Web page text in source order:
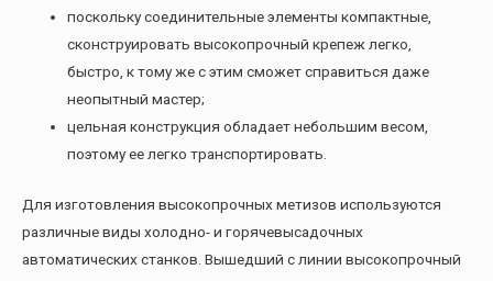
поскольку соединительные элементы компактные,
сконструировать высокопрочный крепеж легко,
быстро, к тому же с этим сможет справиться даже
неопытный мастер;
цельная конструкция обладает небольшим весом,
поэтому ее легко транспортировать.
Для изготовления высокопрочных метизов используются
различные виды холодно- и горячевысадочных
автоматических станков. Вышедший с линии высокопрочный